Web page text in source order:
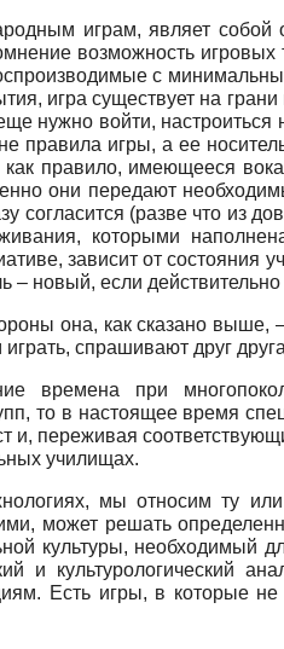
играм, являет
возможность
с
игра существует на
нужно войти,
правила игры, а ее
как правило, имеющееся
они передают
согласится (разве что из
которыми
зависит от состояния
– новый, если
она, как сказано
спрашивают друг
времена при
то в настоящее время
и, переживая
училищах.
мы относим ту
может решать
культуры, необходимый
и культурологический
Есть игры, в которые